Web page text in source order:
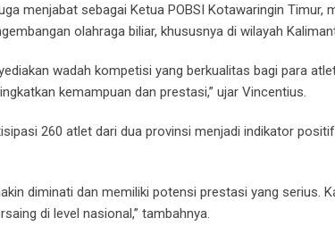
menjabat sebagai Ketua POBSI Kotawaringin Timur,
olahraga biliar, khususnya di wilayah
wadah kompetisi yang berkualitas bagi para
kemampuan dan prestasi,” ujar Vincentius.
260 atlet dari dua provinsi menjadi indikator
diminati dan memiliki potensi prestasi yang serius.
di level nasional,” tambahnya.